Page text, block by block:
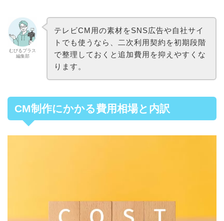
むびるプラス
編集部
テレビCM用の素材をSNS広告や自社サイ
トでも使うなら、二次利用契約を初期段階
で整理しておくと追加費用を抑えやすくな
ります。
CM制作にかかる費用相場と内訳